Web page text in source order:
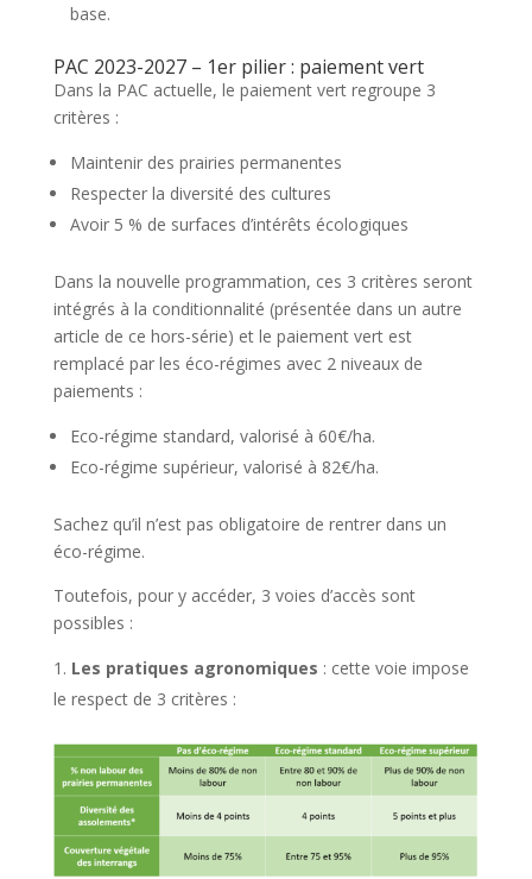
base.
PAC 2023-2027 – 1er pilier : paiement vert
Dans la PAC actuelle, le paiement vert regroupe 3
critères :
Maintenir des prairies permanentes
Respecter la diversité des cultures
Avoir 5 % de surfaces d’intérêts écologiques
Dans la nouvelle programmation, ces 3 critères seront
intégrés à la conditionnalité (présentée dans un autre
article de ce hors-série) et le paiement vert est
remplacé par les éco-régimes avec 2 niveaux de
paiements :
Eco-régime standard, valorisé à 60€/ha.
Eco-régime supérieur, valorisé à 82€/ha.
Sachez qu’il n’est pas obligatoire de rentrer dans un
éco-régime.
Toutefois, pour y accéder, 3 voies d’accès sont
possibles :
Les pratiques agronomiques : cette voie impose
le respect de 3 critères :